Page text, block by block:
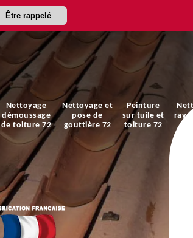
Être rappelé
Nettoyage
démoussage
de toiture 72
Nettoyage et
pose de
gouttière 72
Peinture
sur tuile et
toiture 72